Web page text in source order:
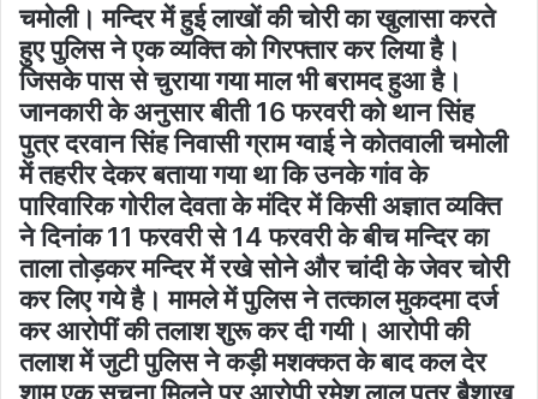
चमोली। मन्दिर में हुई लाखों की चोरी का खुलासा करते
हुए पुलिस ने एक व्यक्ति को गिरफ्तार कर लिया है।
जिसके पास से चुराया गया माल भी बरामद हुआ है।
जानकारी के अनुसार बीती 16 फरवरी को थान सिंह
पुत्र दरवान सिंह निवासी ग्राम ग्वाई ने कोतवाली चमोली
में तहरीर देकर बताया गया था कि उनके गांव के
पारिवारिक गोरील देवता के मंदिर में किसी अज्ञात व्यक्ति
ने दिनांक 11 फरवरी से 14 फरवरी के बीच मन्दिर का
ताला तोड़कर मन्दिर में रखे सोने और चांदी के जेवर चोरी
कर लिए गये है। मामले में पुलिस ने तत्काल मुकदमा दर्ज
कर आरोपीं की तलाश शुरू कर दी गयी। आरोपी की
तलाश में जुटी पुलिस ने कड़ी मशक्कत के बाद कल देर
शाम एक सूचना मिलने पर आरोपी रमेश लाल पुत्र बैशाखू